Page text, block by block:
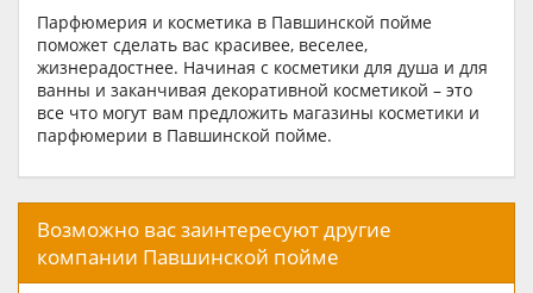
Парфюмерия и косметика в Павшинской пойме
поможет сделать вас красивее, веселее,
жизнерадостнее. Начиная с косметики для душа и для
ванны и заканчивая декоративной косметикой – это
все что могут вам предложить магазины косметики и
парфюмерии в Павшинской пойме.
Возможно вас заинтересуют другие
компании Павшинской пойме